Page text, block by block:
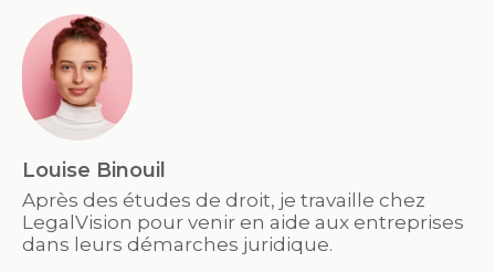
Louise Binouil
Après des études de droit, je travaille chez
LegalVision pour venir en aide aux entreprises
dans leurs démarches juridique.